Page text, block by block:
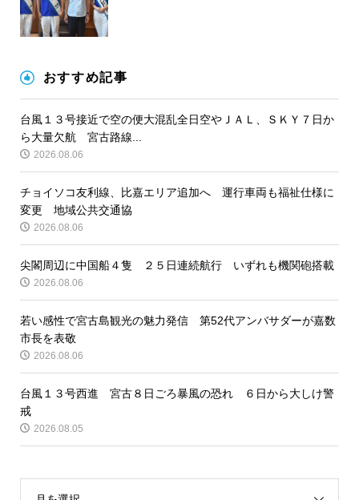
おすすめ記事
台風１３号接近で空の便大混乱全日空やＪＡＬ、ＳＫＹ７日か
ら大量欠航 宮古路線...
2026.08.06
チョイソコ友利線、比嘉エリア追加へ 運行車両も福祉仕様に
変更 地域公共交通協
2026.08.06
尖閣周辺に中国船４隻 ２５日連続航行 いずれも機関砲搭載
2026.08.06
若い感性で宮古島観光の魅力発信 第52代アンバサダーが嘉数
市長を表敬
2026.08.06
台風１３号西進 宮古８日ごろ暴風の恐れ ６日から大しけ警
戒
2026.08.05